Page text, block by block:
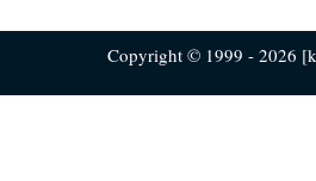
Copyright © 1999 - 2026